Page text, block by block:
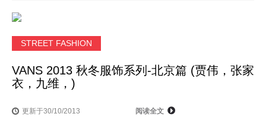
STREET FASHION
VANS 2013 秋冬服饰系列-北京篇 (贾伟，张家
衣，九维，)
更新于30/10/2013 阅读全文